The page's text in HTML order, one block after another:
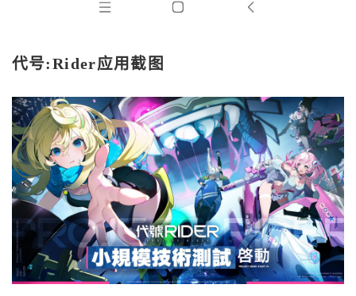
代号:Rider应用截图